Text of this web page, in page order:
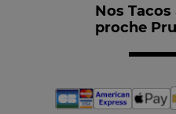
Nos
proche